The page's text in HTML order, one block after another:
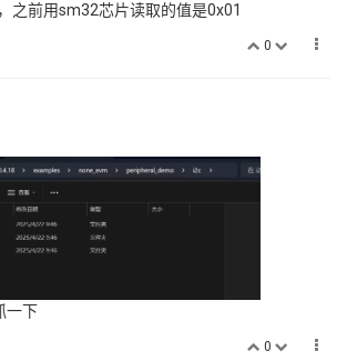
之前用sm32芯片读取的值是0x01
0
一下
0